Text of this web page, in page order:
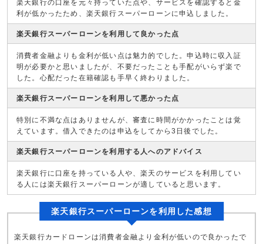
楽天銀行の口座を元々持っていた点や、サービスを確認すると金
利が低かったため、楽天銀行スーパーローンに申込しました。
楽天銀行スーパーローンを利用して良かった点
消費者金融よりも金利が低い点は魅力的でした。申込時に収入証
明が必要かと思いましたが、不要だったことも手配がいらず楽で
した。心配だった在籍確認も手早く終わりました。
楽天銀行スーパーローンを利用して悪かった点
特別に不満な点はありませんが、審査に時間がかかったことは覚
えています。借入できたのは申込をしてから3日後でした。
楽天銀行スーパーローンを利用する人へのアドバイス
楽天銀行に口座を持っている人や、楽天のサービスを利用してい
る人には楽天銀行スーパーローンが適していると思います。
楽天銀行スーパーローンを利用した感想
楽天銀行カードローンは消費者金融より金利が低いので良かったで